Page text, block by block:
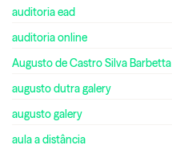
auditoria ead
auditoria online
Augusto de Castro Silva Barbetta
augusto dutra galery
augusto galery
aula a distância